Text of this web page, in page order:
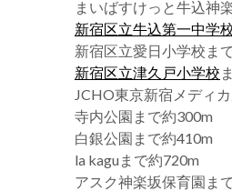
まいばすけっと牛込神
新宿区立牛込第一中学
新宿区立愛日小学校ま
新宿区立津久戸小学校
JCHO東京新宿メディ
寺内公園まで約300m
白銀公園まで約410m
la kaguまで約720m
アスク神楽坂保育園ま